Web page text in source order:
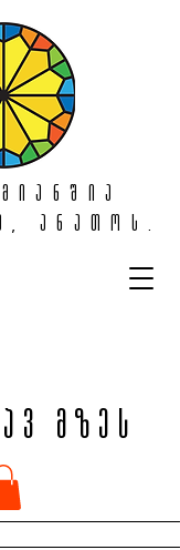
მზეს
ანათოს.